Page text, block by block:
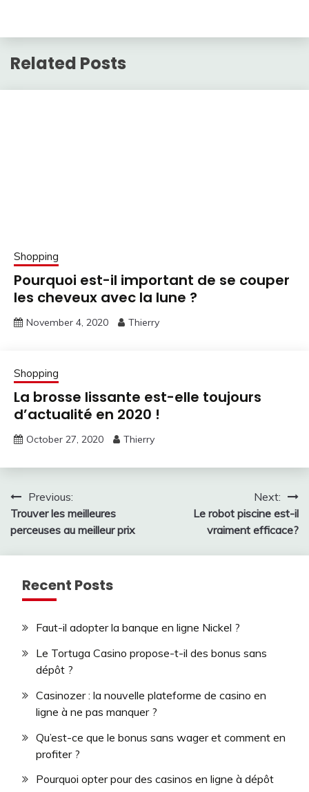
Related Posts
Shopping
Pourquoi est-il important de se couper
les cheveux avec la lune ?
November 4, 2020 Thierry
Shopping
La brosse lissante est-elle toujours
d’actualité en 2020 !
October 27, 2020 Thierry
Post
navigation
Previous:
Trouver les meilleures
perceuses au meilleur prix
Next:
Le robot piscine est-il
vraiment efficace?
Recent Posts
Faut-il adopter la banque en ligne Nickel ?
Le Tortuga Casino propose-t-il des bonus sans
dépôt ?
Casinozer : la nouvelle plateforme de casino en
ligne à ne pas manquer ?
Qu’est-ce que le bonus sans wager et comment en
profiter ?
Pourquoi opter pour des casinos en ligne à dépôt